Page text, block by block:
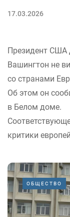
17.03.2026
Президент США
Вашингтон не
со странами
Об этом он
в Белом доме.
критики
ОБЩЕСТВО